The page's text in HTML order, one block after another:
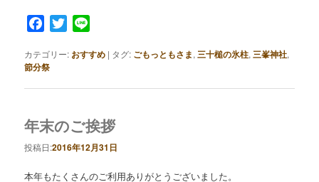
Facebook
Twitter
カテゴリー: おすすめ | タグ: ごもっともさま, 三十槌の氷柱, 三峯神社,
節分祭
年末のご挨拶
投稿日:2016年12月31日
本年もたくさんのご利用ありがとうございました。